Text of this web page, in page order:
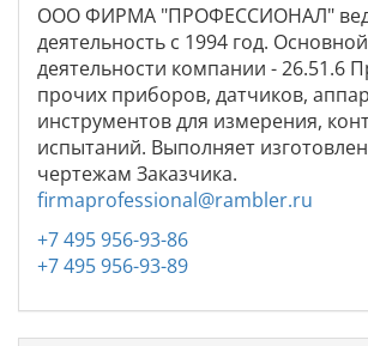
ООО ФИРМА "ПРОФЕССИОНАЛ"
деятельность с 1994 год.
деятельности компании - 26.51.6
прочих приборов, датчиков,
инструментов для измерения,
испытаний. Выполняет
чертежам Заказчика.
firmaprofessional@rambler.ru
+7 495 956-93-86
+7 495 956-93-89